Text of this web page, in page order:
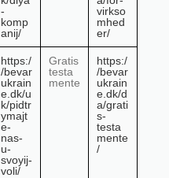
-
komp
anij/
virkso
mhed
er/
https:/
/bevar
ukrain
e.dk/u
k/pidtr
ymajt
e-
nas-
u-
svoyij-
voli/
Gratis
testa
mente
https:/
/bevar
ukrain
e.dk/d
a/grati
s-
testa
mente
/